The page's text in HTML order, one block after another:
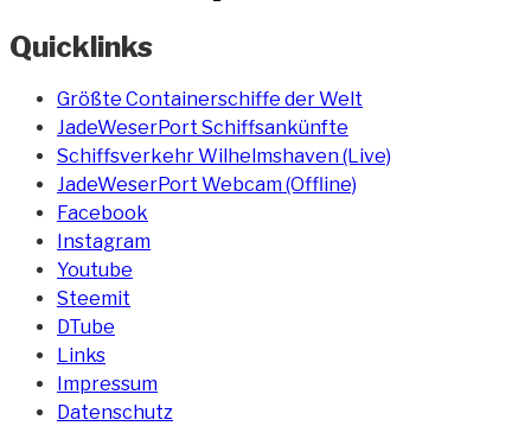
Quicklinks
Größte Containerschiffe der Welt
JadeWeserPort Schiffsankünfte
Schiffsverkehr Wilhelmshaven (Live)
JadeWeserPort Webcam (Offline)
Facebook
Instagram
Youtube
Steemit
DTube
Links
Impressum
Datenschutz